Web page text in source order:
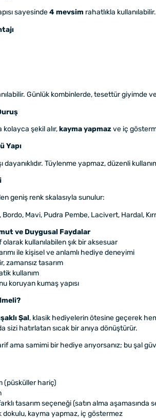
sayesinde4 mevsim rahatlıkla
Günlük kombinlerde, tesettür giyimde
kolayca şekil alır,kayma yapmazve iç
Yapı
dayanıklıdır. Tüylenme yapmaz, düzenli
geniş renk skalasıyla sunulur:
Mavi, Pudra Pembe, Lacivert, Hardal,
ve Duygusal Faydalar
kullanılabilen şık bir aksesuar
ile kişisel ve anlamlı hediye deneyimi
zamansız tasarım
kullanım
koruyan kumaş yapısı
Şal, klasik hediyelerin ötesine geçerek
sizi hatırlatan sıcak bir anıya dönüştürür.
ama samimi bir hediye arıyorsanız; bu şal
(püsküller hariç)
tasarım seçeneği (satın alma aşamasında
dokulu, kayma yapmaz, iç göstermez